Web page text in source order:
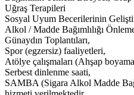
Uğraş Terapileri
Sosyal Uyum Becerilerinin
Alkol / Madde Bağımlılığı
Günaydın Toplantıları,
Spor (egzersiz) faaliyetleri,
Atölye çalışmaları (Ahşap
Serbest dinlenme saati,
SAMBA (Sigara Alkol Madde